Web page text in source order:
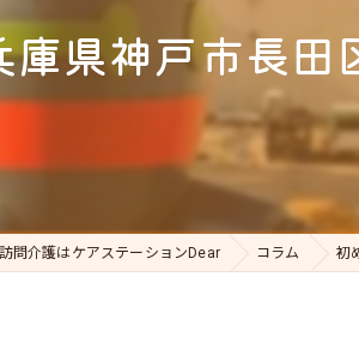
県神戸市長
問介護はケアステーションDear コラム 初